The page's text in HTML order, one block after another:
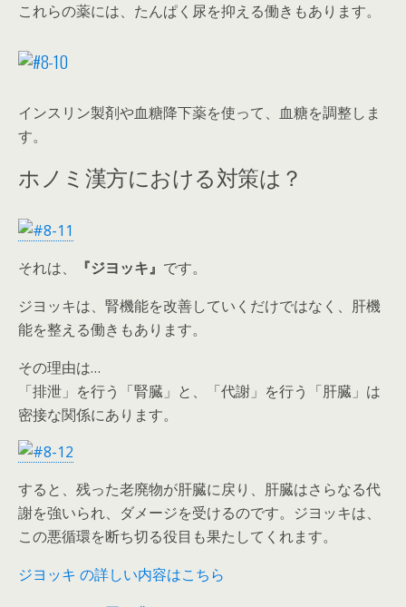
これらの薬には、たんぱく尿を抑える働きもあります。
インスリン製剤や血糖降下薬を使って、血糖を調整しま
す。
ホノミ漢方における対策は？
それは、 『ジヨッキ』 です。
ジヨッキは、腎機能を改善していくだけではなく、肝機
能を整える働きもあります。
その理由は…
「排泄」を行う「腎臓」と、「代謝」を行う「肝臓」は
密接な関係にあります。
すると、残った老廃物が肝臓に戻り、肝臓はさらなる代
謝を強いられ、ダメージを受けるのです。ジヨッキは、
この悪循環を断ち切る役目も果たしてくれます。
ジヨッキ の詳しい内容はこちら